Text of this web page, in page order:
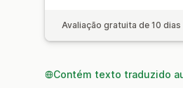
Avaliação gratuita de 10 dias
Contém texto traduzido